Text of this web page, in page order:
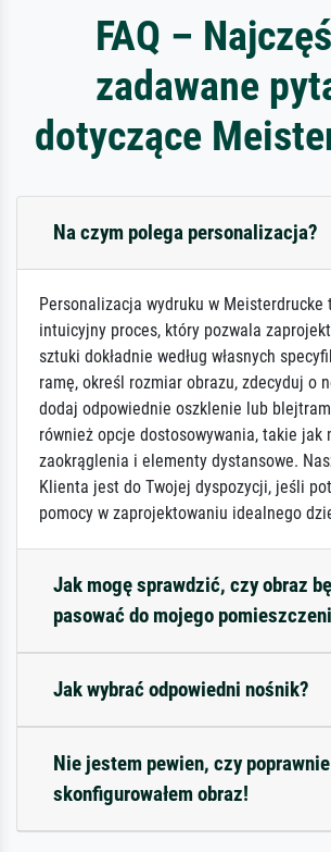
FAQ –
zadawane
dotyczące
Na czym polega personalizacja?
Personalizacja wydruku w Meisterdrucke
intuicyjny proces, który pozwala
sztuki dokładnie według własnych
ramę, określ rozmiar obrazu, zdecyduj o
dodaj odpowiednie oszklenie lub
również opcje dostosowywania, takie jak
zaokrąglenia i elementy dystansowe.
Klienta jest do Twojej dyspozycji, jeśli
pomocy w zaprojektowaniu idealnego
Jak mogę sprawdzić, czy obraz
pasować do mojego
Jak wybrać odpowiedni nośnik?
Nie jestem pewien, czy poprawnie
skonfigurowałem obraz!